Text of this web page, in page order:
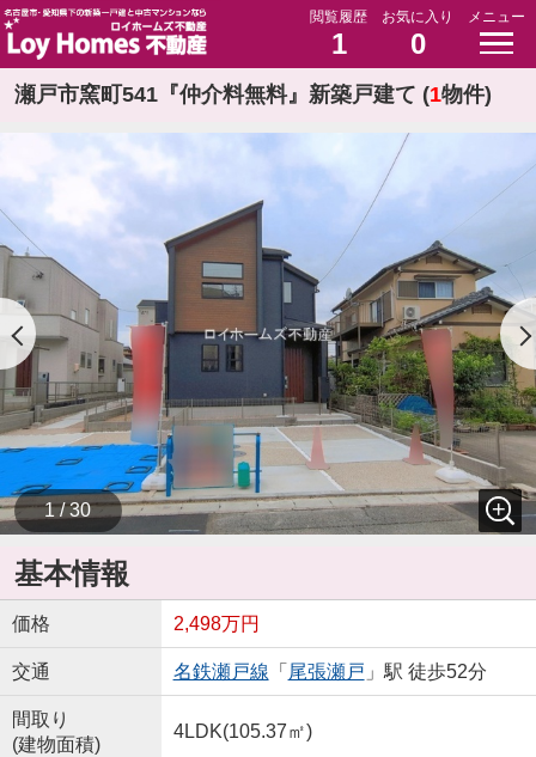
閲覧履歴
1
お気に入り
0
メニュー
瀬戸市窯町541『仲介料無料』新築戸建て (1物件)
1 / 30
基本情報
価格 2,498万円
交通 名鉄瀬戸線 「 尾張瀬戸 」駅 徒歩52分
間取り
(建物面積)
4LDK(105.37㎡)